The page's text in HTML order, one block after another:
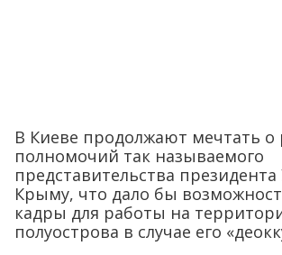
В Киеве продолжают мечтать
полномочий так называемого
представительства
Крыму, что дало бы
кадры для работы на
полуострова в случае его